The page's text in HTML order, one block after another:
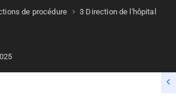
de procédure
3 Direction de l'hôpital